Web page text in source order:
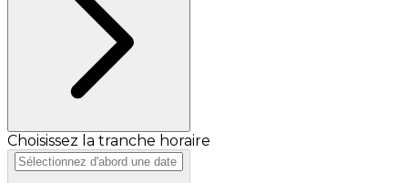
Choisissez la tranche horaire